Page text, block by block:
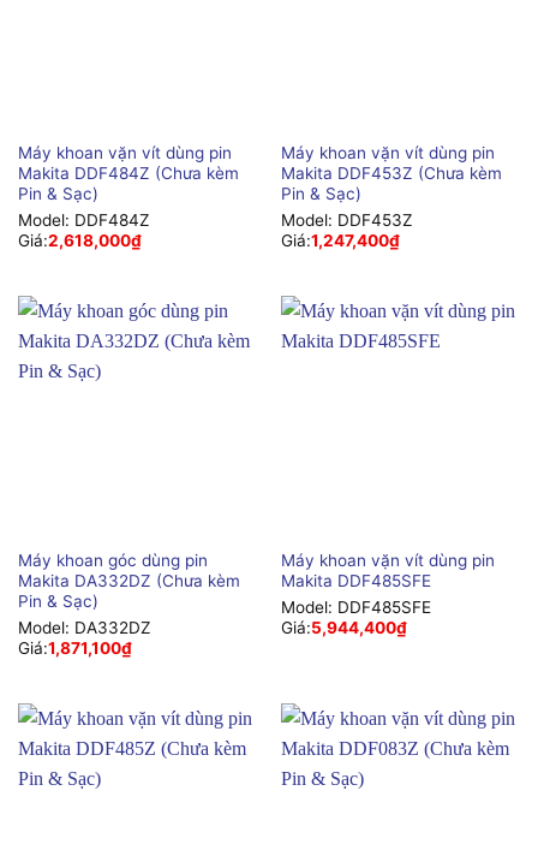
Máy khoan vặn vít dùng pin
Makita DDF484Z (Chưa kèm
Pin & Sạc)
Model: DDF484Z
Giá:2,618,000₫
Máy khoan vặn vít dùng pin
Makita DDF453Z (Chưa kèm
Pin & Sạc)
Model: DDF453Z
Giá:1,247,400₫
Máy khoan góc dùng pin
Makita DA332DZ (Chưa kèm
Pin & Sạc)
Model: DA332DZ
Giá:1,871,100₫
Máy khoan vặn vít dùng pin
Makita DDF485SFE
Model: DDF485SFE
Giá:5,944,400₫